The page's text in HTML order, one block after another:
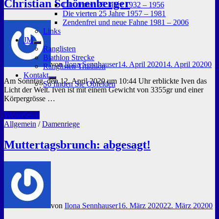
Die dritten 25 Jahre 1932 – 1956
Die vierten 25 Jahre 1957 – 1981
Zendenfrei und neue Fahne 1981 – 2006
Links
JM
Untermenü
anzeigen
Ranglisten
Biathlon Strecke
Ranglisten Triathlon
Kontakt
Untermenü
anzeigen
So finden Sie Obfelden
Christian Schönenberger
vonIlona Sennhauser14. April 202014. April 20200
Am Sonntag, den 12. April 2020 um 10:44 Uhr erblickte Iven das
Licht der Welt. Iven ist mit einem Gewicht von 3355gr und einer
Körpergrösse …
Nachwuchs
bei
Höhener
und
Schönenberger
Weiterlesen
Allgemein /Damenriege
Muttertagsbrunch: abgesagt!
von Ilona Sennhauser16. März 202022. März 20200